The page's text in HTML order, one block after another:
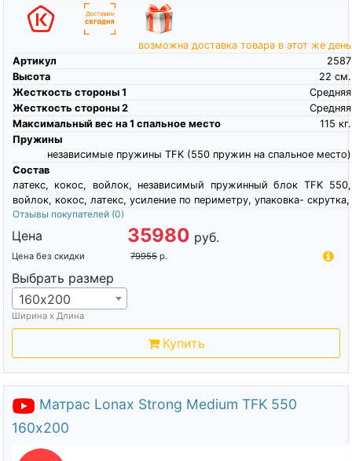
возможна доставка товара в этот же день
Артикул
2587
Высота
см.
22
Жесткость стороны 1
Средняя
Жесткость стороны 2
Средняя
Максимальный вес на 1 спальное место
кг.
115
Пружины
независимые пружины TFK (550 пружин на спальное место)
Состав
латекс, кокос, войлок, независимый пружинный блок TFK 550,
войлок, кокос, латекс, усиление по периметру, упаковка- скрутка,
Отзывы покупателей (0)
Цена 35980 руб.
Цена без скидки 79955 р.
Выбрать размер
160х200
Ширина х Длина
Купить
Матрас Lonax Strong Medium TFK 550
160х200